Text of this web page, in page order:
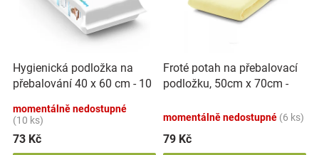
oblečení
Novinky
ůo
d
u
k
ů
Hygienická podložka na
přebalování 40 x 60 cm - 10
momentálně nedostupné
(10 ks)
73 Kč
Froté potah na přebalovací
podložku, 50cm x 70cm -
momentálně nedostupné (6 ks)
79 Kč